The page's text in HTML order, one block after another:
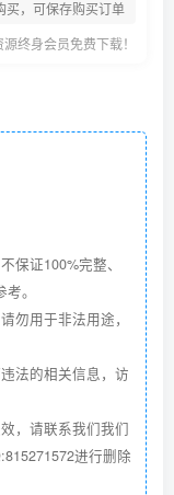
买，可保存购买订单
终身会员免费下载！
保证100%完整、
。
勿用于非法用途，
法的相关信息，访
，请联系我们我们
进行删除